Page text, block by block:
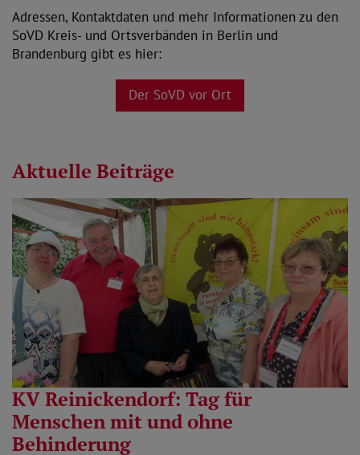
Aktuelle Beiträge
KV Reinickendorf: Tag für
Menschen mit und ohne
Behinderung
Adressen, Kontaktdaten und mehr Informationen zu den
SoVD Kreis- und Ortsverbänden in Berlin und
Brandenburg gibt es hier:
Der SoVD vor Ort